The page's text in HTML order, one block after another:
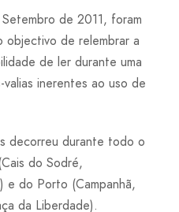
de 2011, foram
objectivo de relembrar a
de ler durante uma
inerentes ao uso de
decorreu durante todo o
do Sodré,
e do Porto (Campanhã,
da Liberdade).